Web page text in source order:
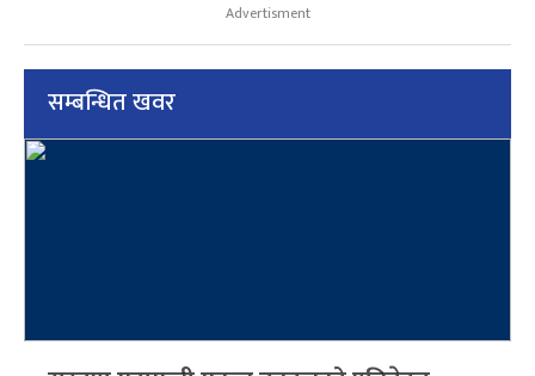
Advertisment
सम्बन्धित खवर